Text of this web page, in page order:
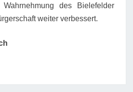
des Bielefelder
weiter verbessert.